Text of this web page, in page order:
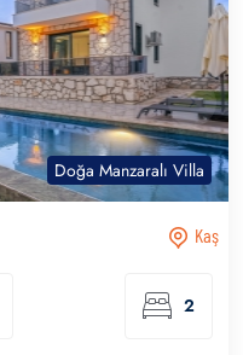
Doğa Manzaralı Villa
Kaş
2